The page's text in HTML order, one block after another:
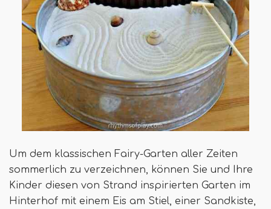
Um dem klassischen Fairy-Garten aller Zeiten
sommerlich zu verzeichnen, können Sie und Ihre
Kinder diesen von Strand inspirierten Garten im
Hinterhof mit einem Eis am Stiel, einer Sandkiste,